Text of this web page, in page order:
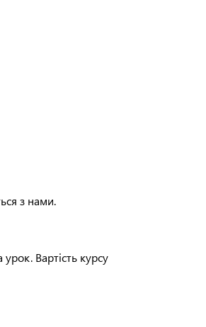
з нами.
Вартість курсу